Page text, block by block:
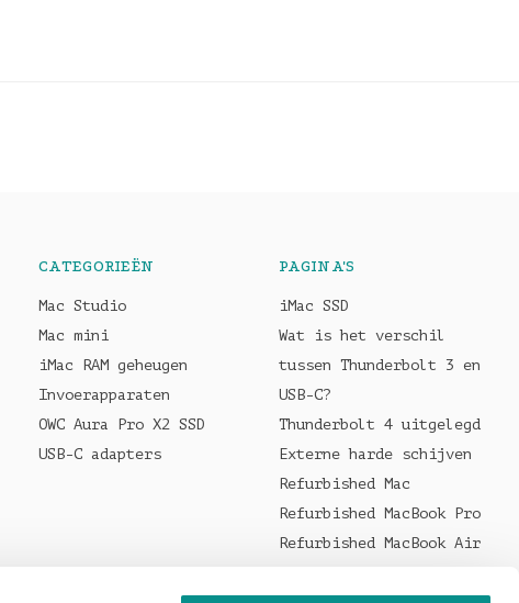
CATEGORIEËN
Mac Studio
Mac mini
iMac RAM geheugen
Invoerapparaten
OWC Aura Pro X2 SSD
USB-C adapters
PAGINA'S
iMac SSD
Wat is het verschil
tussen Thunderbolt 3 en
USB-C?
Thunderbolt 4 uitgelegd
Externe harde schijven
Refurbished Mac
Refurbished MacBook Pro
Refurbished MacBook Air